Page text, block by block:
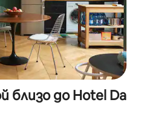
близо до Hotel Da